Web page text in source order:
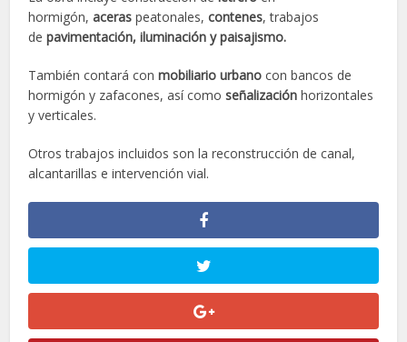
hormigón,aceras peatonales,contenes, trabajos
depavimentación, iluminación y paisajismo.
También contará conmobiliario urbano con bancos de
hormigón y zafacones, así comoseñalización horizontales
y verticales.
Otros trabajos incluidos son la reconstrucción de canal,
alcantarillas e intervención vial.